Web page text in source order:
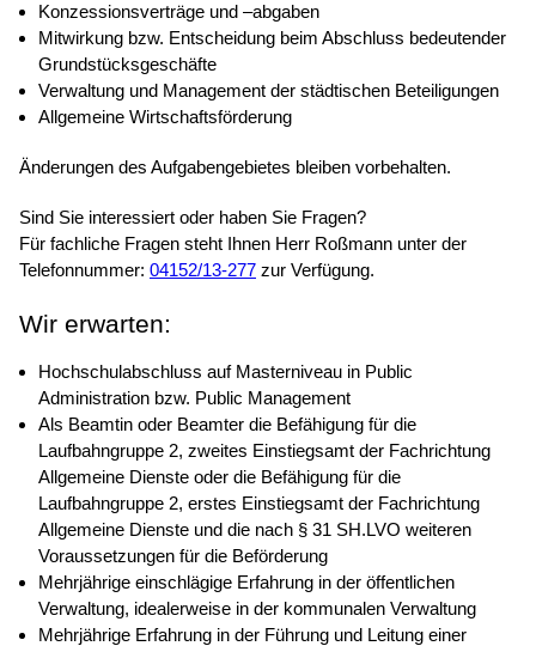
Konzessionsverträge und –abgaben
Mitwirkung bzw. Entscheidung beim Abschluss bedeutender
Grundstücksgeschäfte
Verwaltung und Management der städtischen Beteiligungen
Allgemeine Wirtschaftsförderung
Änderungen des Aufgabengebietes bleiben vorbehalten.
Sind Sie interessiert oder haben Sie Fragen?
Für fachliche Fragen steht Ihnen Herr Roßmann unter der
Telefonnummer: 04152/13-277 zur Verfügung.
Wir erwarten:
Hochschulabschluss auf Masterniveau in Public
Administration bzw. Public Management
Als Beamtin oder Beamter die Befähigung für die
Laufbahngruppe 2, zweites Einstiegsamt der Fachrichtung
Allgemeine Dienste oder die Befähigung für die
Laufbahngruppe 2, erstes Einstiegsamt der Fachrichtung
Allgemeine Dienste und die nach § 31 SH.LVO weiteren
Voraussetzungen für die Beförderung
Mehrjährige einschlägige Erfahrung in der öffentlichen
Verwaltung, idealerweise in der kommunalen Verwaltung
Mehrjährige Erfahrung in der Führung und Leitung einer